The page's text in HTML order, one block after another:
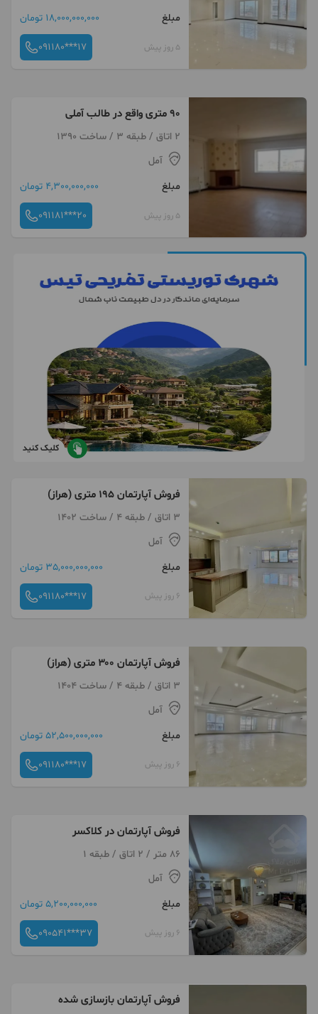
مبلغ
18,000,000,000 تومان
5 روز پیش 091180***17
۹۰ متری واقع در طالب آملی
2 اتاق / طبقه 3 / ساخت 1390
آمل
مبلغ
4,300,000,000 تومان
5 روز پیش 091181***20
کلیک کنید
فروش آپارتمان ۱۹۵ متری (هراز)
3 اتاق / طبقه 4 / ساخت 1402
آمل
مبلغ
35,000,000,000 تومان
6 روز پیش 091180***17
فروش آپارتمان ۳۰۰ متری (هراز)
3 اتاق / طبقه 4 / ساخت 1404
آمل
مبلغ
52,500,000,000 تومان
6 روز پیش 091180***17
فروش آپارتمان در کلاکسر
86 متر / 2 اتاق / طبقه 1
آمل
مبلغ
5,200,000,000 تومان
6 روز پیش 090541***37
فروش آپارتمان بازسازی شده